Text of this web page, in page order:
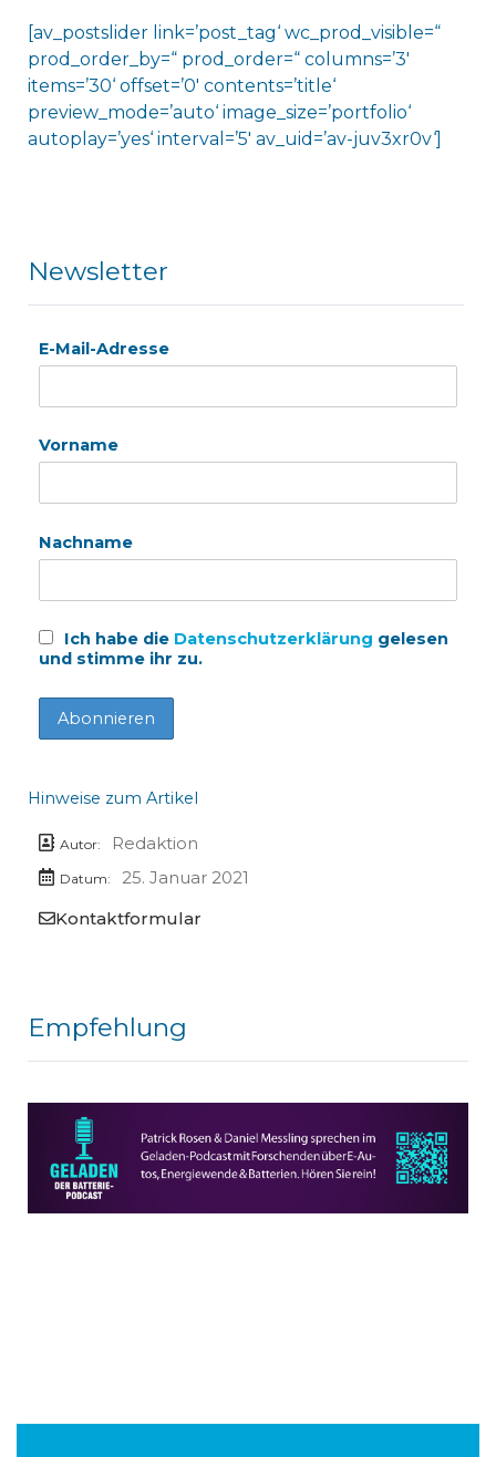
[av_postslider link=’post_tag‘ wc_prod_visible=“
prod_order_by=“ prod_order=“ columns=’3′
items=’30‘ offset=’0′ contents=’title‘
preview_mode=’auto‘ image_size=’portfolio‘
autoplay=’yes‘ interval=’5′ av_uid=’av-juv3xr0v‘]
Newsletter
E-Mail-Adresse
Vorname
Nachname
Ich habe die Datenschutzerklärung gelesen
und stimme ihr zu.
Hinweise zum Artikel
Autor: Redaktion
Datum:
25. Januar 2021
Kontaktformular
Empfehlung